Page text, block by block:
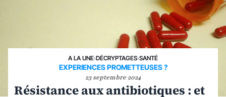
A LA UNE›DÉCRYPTAGES›SANTÉ
EXPERIENCES PROMETTEUSES ?
23 septembre 2024
Résistance aux antibiotiques : et